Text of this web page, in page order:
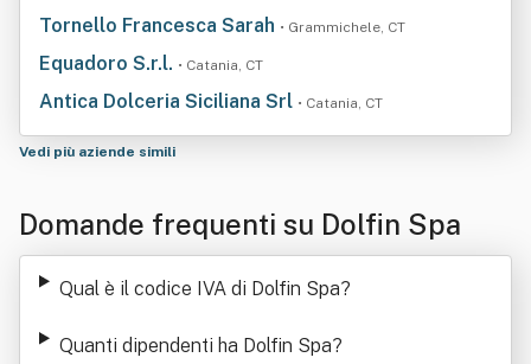
Tornello Francesca Sarah • Grammichele, CT
Equadoro S.r.l. • Catania, CT
Antica Dolceria Siciliana Srl • Catania, CT
Vedi più aziende simili
Domande frequenti su Dolfin Spa
Qual è il codice IVA di Dolfin Spa?
Quanti dipendenti ha Dolfin Spa?